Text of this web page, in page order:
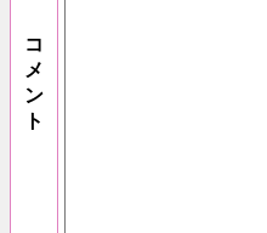
コ
メ
ン
ト